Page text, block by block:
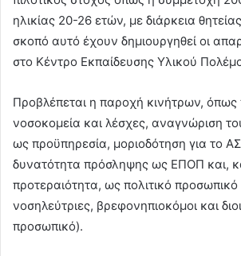
ηλικίας 20-26 ετών, με διάρκεια
σκοπό αυτό έχουν δημιουργηθεί οι
στο Κέντρο Εκπαίδευσης Υλικού
Προβλέπεται η παροχή κινήτρων,
νοσοκομεία και λέσχες, αναγνώριση
ως προϋπηρεσία, μοριοδότηση για το
δυνατότητα πρόσληψης ως ΕΠΟΠ και,
προτεραιότητα, ως πολιτικό
νοσηλεύτριες, βρεφονηπιοκόμοι και
προσωπικό).